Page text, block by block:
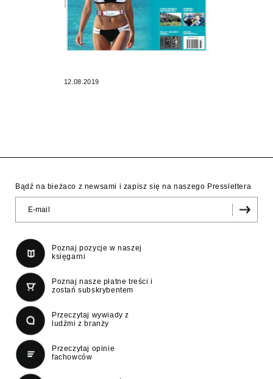
12.08.2019
Bądź na bieżaco z newsami i zapisz się na naszego Presslettera
Poznaj pozycje w naszej
księgarni
Poznaj nasze płatne treści i
zostań subskrybentem
Przeczytaj wywiady z
ludźmi z branży
Przeczytaj opinie
fachowców